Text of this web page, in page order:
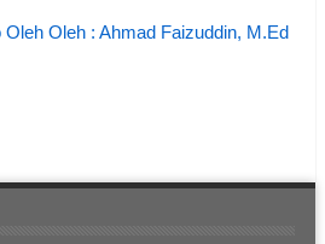
Oleh Oleh : Ahmad Faizuddin, M.Ed